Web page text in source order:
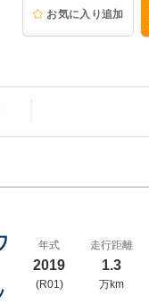
お気に入り追加
年式
2019
(R01)
走行距離
1.3
万km